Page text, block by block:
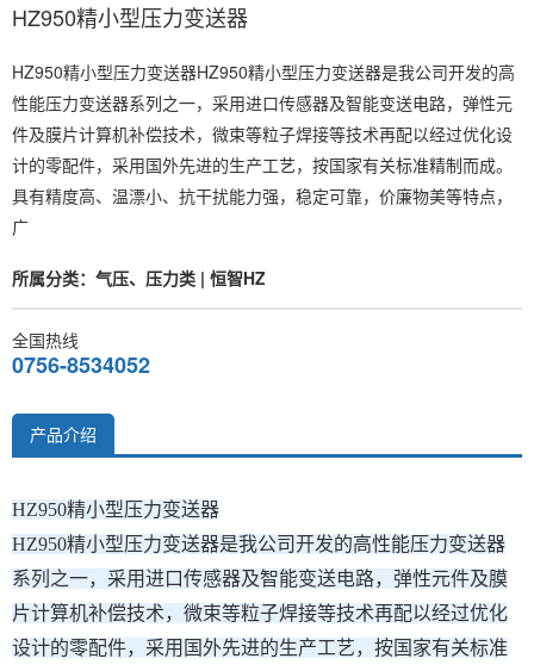
HZ950精小型压力变送器
HZ950精小型压力变送器HZ950精小型压力变送器是我公司开发的高
性能压力变送器系列之一，采用进口传感器及智能变送电路，弹性元
件及膜片计算机补偿技术，微束等粒子焊接等技术再配以经过优化设
计的零配件，采用国外先进的生产工艺，按国家有关标准精制而成。
具有精度高、温漂小、抗干扰能力强，稳定可靠，价廉物美等特点，
广
所属分类：气压、压力类 | 恒智HZ
全国热线
0756-8534052
产品介绍
HZ950精小型压力变送器
HZ950精小型压力变送器是我公司开发的高性能压力变送器
系列之一，采用进口传感器及智能变送电路，弹性元件及膜
片计算机补偿技术，微束等粒子焊接等技术再配以经过优化
设计的零配件，采用国外先进的生产工艺，按国家有关标准